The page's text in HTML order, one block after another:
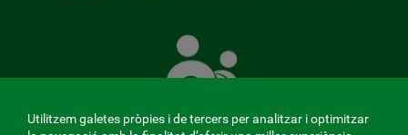
Mútua
que
de
Utilitzem galetes pròpies i de tercers per analitzar i optimitzar